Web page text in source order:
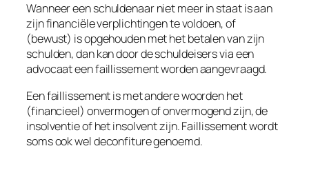
Wanneer een schuldenaar niet meer in staat is aan
zijn financiële verplichtingen te voldoen, of
(bewust) is opgehouden met het betalen van zijn
schulden, dan kan door de schuldeisers via een
advocaat een faillissement worden aangevraagd.
Een faillissement is met andere woorden het
(financieel) onvermogen of onvermogend zijn, de
insolventie of het insolvent zijn. Faillissement wordt
soms ook wel deconfiture genoemd.